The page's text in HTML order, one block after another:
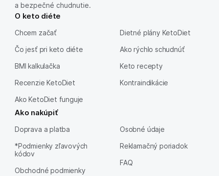
a bezpečné chudnutie.
O keto diéte
Chcem začať
Čo jesť pri keto diéte
BMI kalkulačka
Recenzie KetoDiet
Ako KetoDiet funguje
Dietné plány KetoDiet
Ako rýchlo schudnúť
Keto recepty
Kontraindikácie
Ako nakúpiť
Doprava a platba
*Podmienky zľavových
kódov
Obchodné podmienky
Osobné údaje
Reklamačný poriadok
FAQ